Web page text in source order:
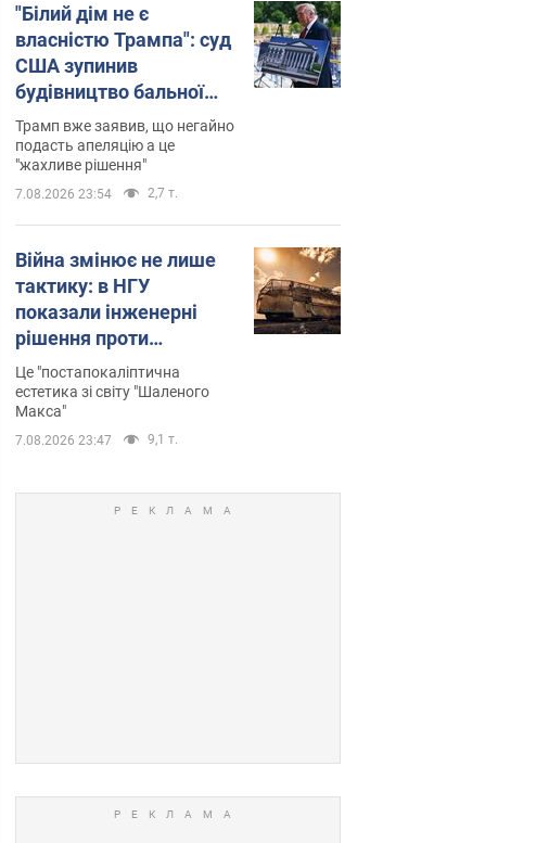
"Білий дім не є
власністю Трампа": суд
США зупинив
будівництво бальної
зали за $400 млн
Трамп вже заявив, що негайно
подасть апеляцію а це
"жахливе рішення"
7.08.2026 23:54 2,7 т.
Війна змінює не лише
тактику: в НГУ
показали інженерні
рішення проти
російських FPV-дронів.
Фото
Це "постапокаліптична
естетика зі світу "Шаленого
Макса"
7.08.2026 23:47 9,1 т.